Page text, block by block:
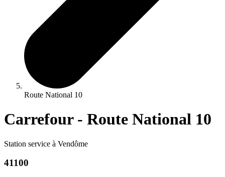
Route National 10
Carrefour - Route National 10
Station service à Vendôme
41100